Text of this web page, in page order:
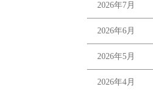
2026年7月
2026年6月
2026年5月
2026年4月